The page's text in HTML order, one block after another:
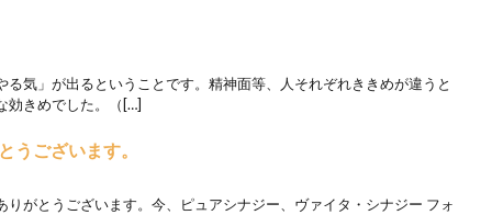
気」が出るということです。精神面等、人それぞれききめが違うと
効きめでした。（[…]
うございます。
がとうございます。今、ピュアシナジー、ヴァイタ・シナジー フォ